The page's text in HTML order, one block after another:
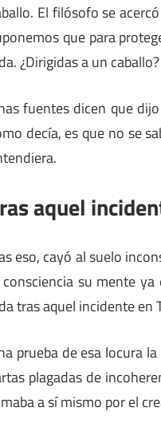
El filósofo se
que para
¿Dirigidas a un
fuentes dicen que dijo
decía, es que no se
aquel
eso, cayó al suelo
su mente
tras aquel incidente en
prueba de esa locura
plagadas de
a sí mismo por el